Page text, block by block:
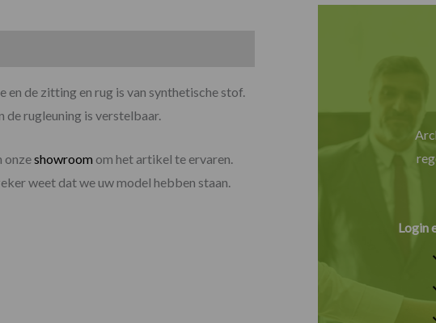
de zitting en rug is van synthetische stof.
rugleuning is verstelbaar.
onzeshowroom om het artikel te ervaren.
weet dat we uw model hebben staan.
Login